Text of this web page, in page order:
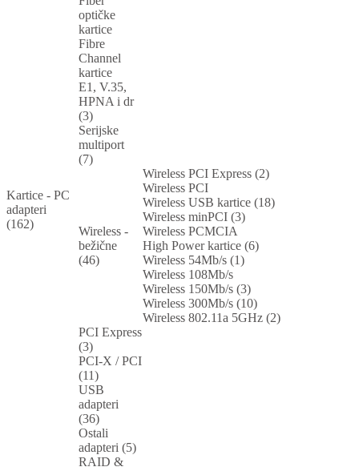
Kartice - PC
adapteri
(162)
optičke
kartice
Fibre
Channel
kartice
E1, V.35,
HPNA i dr
(3)
Serijske
multiport
(7)
Wireless -
bežične
(46)
Wireless PCI Express (2)
Wireless PCI
Wireless USB kartice (18)
Wireless minPCI (3)
Wireless PCMCIA
High Power kartice (6)
Wireless 54Mb/s (1)
Wireless 108Mb/s
Wireless 150Mb/s (3)
Wireless 300Mb/s (10)
Wireless 802.11a 5GHz (2)
PCI Express
(3)
PCI-X / PCI
(11)
USB
adapteri
(36)
Ostali
adapteri (5)
RAID &